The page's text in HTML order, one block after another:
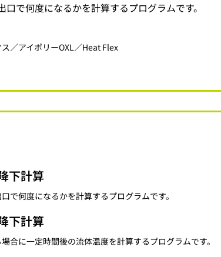
で何度になるかを計算するプログラムです。
／アイポリーOXL／Heat Flex
下計算
で何度になるかを計算するプログラムです。
下計算
合に一定時間後の流体温度を計算するプログラムです。